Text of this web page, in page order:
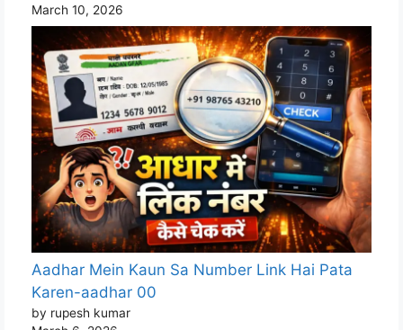
March 10, 2026
Aadhar Mein Kaun Sa Number Link Hai Pata
Karen-aadhar 00
by rupesh kumar